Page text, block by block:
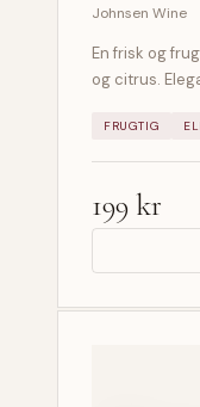
Johnsen Wine
En frisk og
og citrus.
FRUGTIG
199 kr